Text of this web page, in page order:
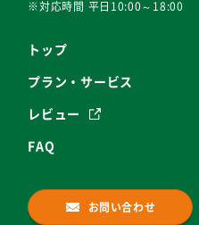
※対応時間 平日10:00～18:00
トップ
プラン・サービス
レビュー
FAQ
お問い合わせ